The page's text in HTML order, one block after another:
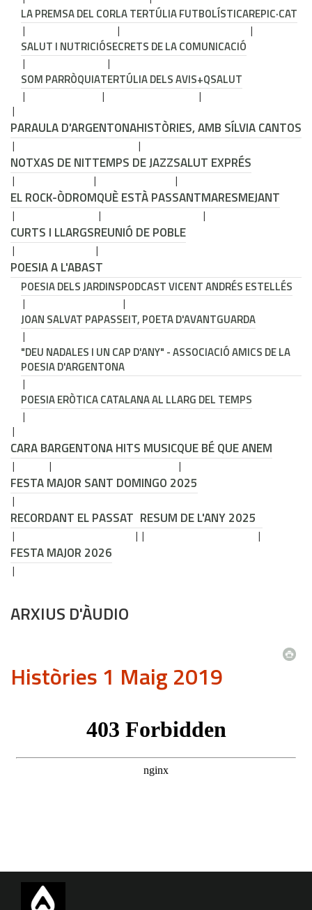
LA PREMSA DEL CORLA TERTÚLIA FUTBOLÍSTICAREPIC·CAT
SALUT I NUTRICIÓSECRETS DE LA COMUNICACIÓ
SOM PARRÒQUIATERTÚLIA DELS AVIS+QSALUT
PARAULA D'ARGENTONAHISTÒRIES, AMB SÍLVIA CANTOS
NOTXAS DE NITTEMPS DE JAZZSALUT EXPRÉS
EL ROCK-ÒDROMQUÈ ESTÀ PASSANTMARESMEJANT
CURTS I LLARGSREUNIÓ DE POBLE
POESIA A L'ABAST
POESIA DELS JARDINSPODCAST VICENT ANDRÉS ESTELLÉS
JOAN SALVAT PAPASSEIT, POETA D'AVANTGUARDA
"DEU NADALES I UN CAP D'ANY" - ASSOCIACIÓ AMICS DE LA
POESIA D'ARGENTONA
POESIA ERÒTICA CATALANA AL LLARG DEL TEMPS
CARA BARGENTONA HITS MUSICQUE BÉ QUE ANEM
FESTA MAJOR SANT DOMINGO 2025
RECORDANT EL PASSAT RESUM DE L'ANY 2025
FESTA MAJOR 2026
ARXIUS D'ÀUDIO
Històries 1 Maig 2019